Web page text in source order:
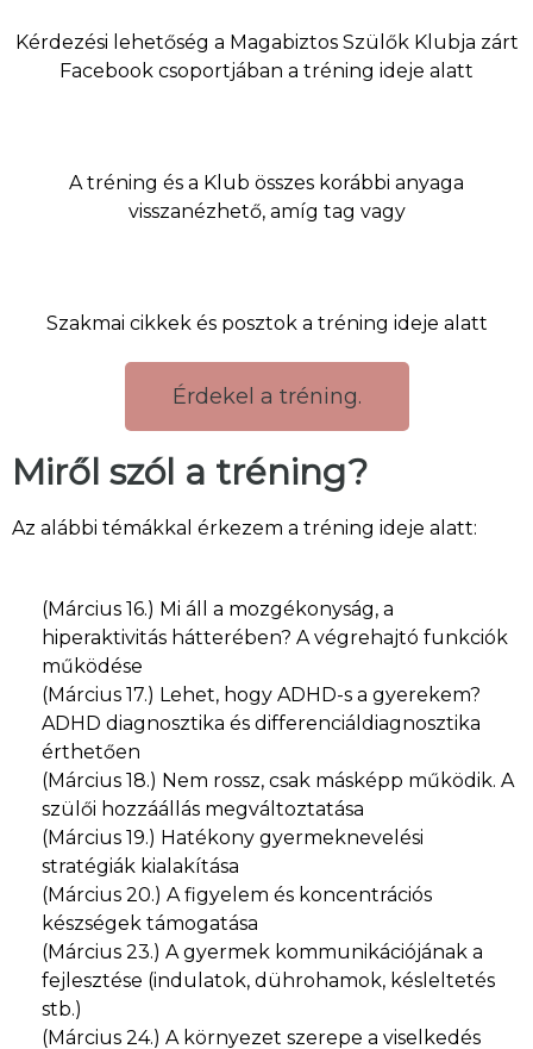
Kérdezési lehetőség a Magabiztos Szülők Klubja zárt
Facebook csoportjában a tréning ideje alatt
A tréning és a Klub összes korábbi anyaga
visszanézhető, amíg tag vagy
Szakmai cikkek és posztok a tréning ideje alatt
Érdekel a tréning.
Miről szól a tréning?
Az alábbi témákkal érkezem a tréning ideje alatt:
(Március 16.) Mi áll a mozgékonyság, a
hiperaktivitás hátterében? A végrehajtó funkciók
működése
(Március 17.) Lehet, hogy ADHD-s a gyerekem?
ADHD diagnosztika és differenciáldiagnosztika
érthetően
(Március 18.) Nem rossz, csak másképp működik. A
szülői hozzáállás megváltoztatása
(Március 19.) Hatékony gyermeknevelési
stratégiák kialakítása
(Március 20.) A figyelem és koncentrációs
készségek támogatása
(Március 23.) A gyermek kommunikációjának a
fejlesztése (indulatok, dührohamok, késleltetés
stb.)
(Március 24.) A környezet szerepe a viselkedés